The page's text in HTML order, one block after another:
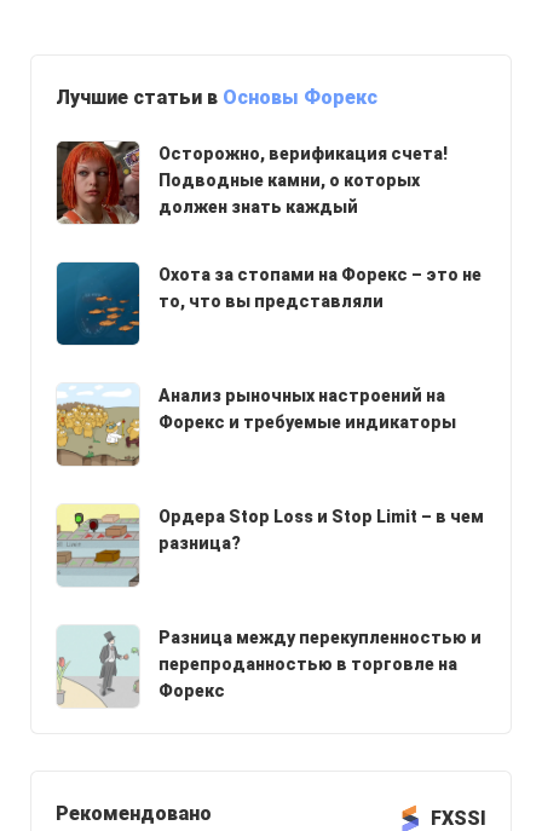
Лучшие статьи в Основы Форекс
Осторожно, верификация счета!
Подводные камни, о которых
должен знать каждый
Охота за стопами на Форекс – это не
то, что вы представляли
Анализ рыночных настроений на
Форекс и требуемые индикаторы
Ордера Stop Loss и Stop Limit – в чем
разница?
Разница между перекупленностью и
перепроданностью в торговле на
Форекс
Рекомендовано FXSSI